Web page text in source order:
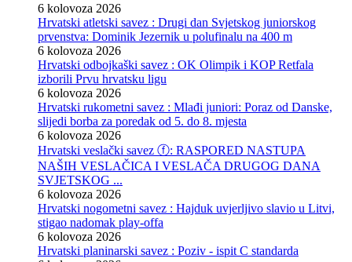
6 kolovoza 2026
Hrvatski atletski savez : Drugi dan Svjetskog juniorskog
prvenstva: Dominik Jezernik u polufinalu na 400 m
6 kolovoza 2026
Hrvatski odbojkaški savez : OK Olimpik i KOP Retfala
izborili Prvu hrvatsku ligu
6 kolovoza 2026
Hrvatski rukometni savez : Mlađi juniori: Poraz od Danske,
slijedi borba za poredak od 5. do 8. mjesta
6 kolovoza 2026
Hrvatski veslački savez ⓕ: RASPORED NASTUPA
NAŠIH VESLAČICA I VESLAČA DRUGOG DANA
SVJETSKOG ...
6 kolovoza 2026
Hrvatski nogometni savez : Hajduk uvjerljivo slavio u Litvi,
stigao nadomak play-offa
6 kolovoza 2026
Hrvatski planinarski savez : Poziv - ispit C standarda